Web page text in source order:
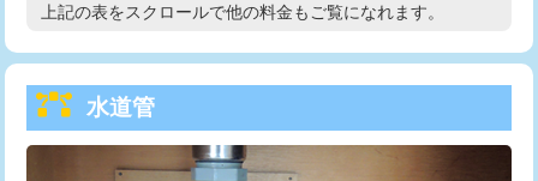
給水管工事※（塩ビ管（VP・HI）使
+8,800円
給水管工事※（ライニング鋼管・銅
管・ポリ管・HT管使用/3ｍまで)
給水管工事※（ライニング鋼管・銅
高度高圧洗浄換 現地調査
トーラー機使用/3mまで
追加トーラー機使用/3m超え
上記の表をスクロールで他の料金もご覧になれます。
水道管